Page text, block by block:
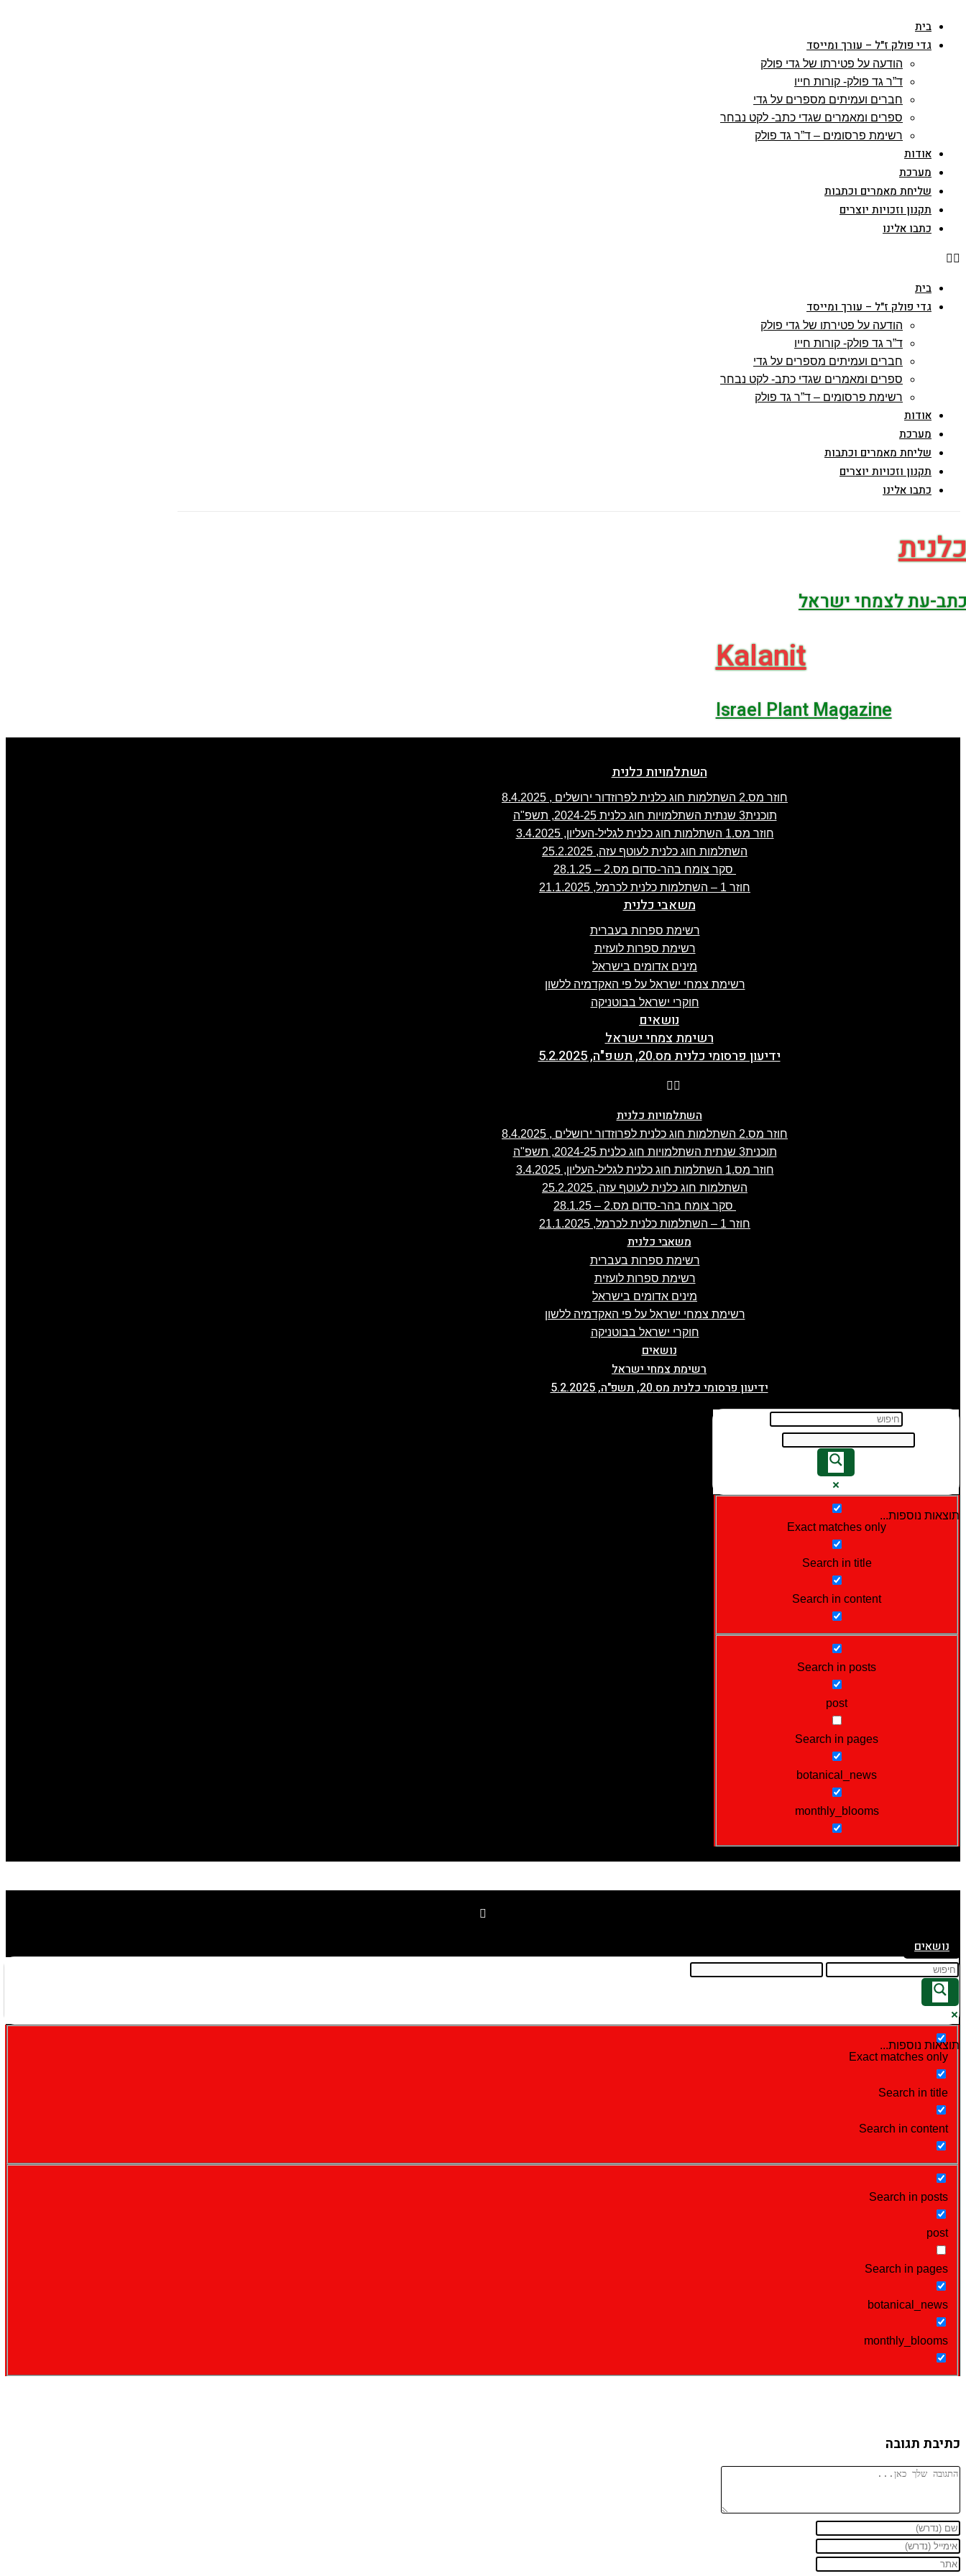
content
בית
גדי פולק ז"ל – עורך ומייסד
הודעה על פטירתו של גדי פולק
ד”ר גד פולק- קורות חייו
חברים ועמיתים מספרים על גדי
ספרים ומאמרים שגדי כתב- לקט נבחר
רשימת פרסומים – ד”ר גד פולק
אודות
מערכת
שליחת מאמרים וכתבות
תקנון וזכויות יוצרים
כתבו אלינו
בית
גדי פולק ז"ל – עורך ומייסד
הודעה על פטירתו של גדי פולק
ד”ר גד פולק- קורות חייו
חברים ועמיתים מספרים על גדי
ספרים ומאמרים שגדי כתב- לקט נבחר
רשימת פרסומים – ד”ר גד פולק
אודות
מערכת
שליחת מאמרים וכתבות
תקנון וזכויות יוצרים
כתבו אלינו
עת לצמחי ישראל
Kalanit
Israel Plant Magazine
השתלמויות כלנית
חוזר מס.2 השתלמות חוג כלנית לפרוזדור ירושלים , 8.4.2025
תוכנית3 שנתית השתלמויות חוג כלנית 2024-25, תשפ"ה
חוזר מס.1 השתלמות חוג כלנית לגליל-העליון, 3.4.2025
השתלמות חוג כלנית לעוטף עזה, 25.2.2025
סקר צומח בהר-סדום מס.2 – 28.1.25
חוזר 1 – השתלמות כלנית לכרמל, 21.1.2025
משאבי כלנית
רשימת ספרות בעברית
רשימת ספרות לועזית
מינים אדומים בישראל
רשימת צמחי ישראל על פי האקדמיה ללשון
חוקרי ישראל בבוטניקה
נושאים
רשימת צמחי ישראל
ידיעון פרסומי כלנית מס.20, תשפ"ה, 5.2.2025
השתלמויות כלנית
חוזר מס.2 השתלמות חוג כלנית לפרוזדור ירושלים , 8.4.2025
תוכנית3 שנתית השתלמויות חוג כלנית 2024-25, תשפ"ה
חוזר מס.1 השתלמות חוג כלנית לגליל-העליון, 3.4.2025
השתלמות חוג כלנית לעוטף עזה, 25.2.2025
סקר צומח בהר-סדום מס.2 – 28.1.25
חוזר 1 – השתלמות כלנית לכרמל, 21.1.2025
משאבי כלנית
רשימת ספרות בעברית
רשימת ספרות לועזית
מינים אדומים בישראל
רשימת צמחי ישראל על פי האקדמיה ללשון
חוקרי ישראל בבוטניקה
נושאים
רשימת צמחי ישראל
ידיעון פרסומי כלנית מס.20, תשפ"ה, 5.2.2025
תוצאות נוספות...
Exact matches only
Search in title
Search in content
Search in posts
post
Search in pages
botanical_news
monthly_blooms
נושאים
תוצאות נוספות...
Exact matches only
Search in title
Search in content
Search in posts
post
Search in pages
botanical_news
monthly_blooms
כתיבת תגובה
להגיב
הזן
את
השם
הזן
את
הזן